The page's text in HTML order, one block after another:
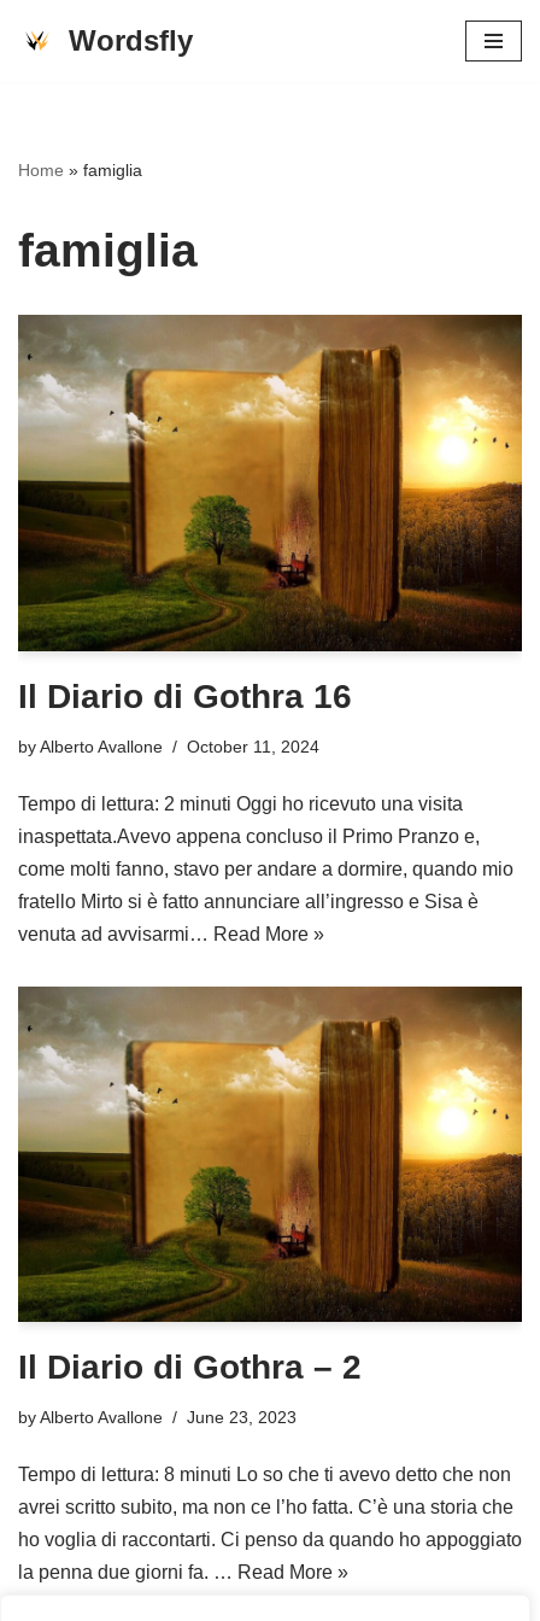
Wordsfly
Home » famiglia
famiglia
Il Diario di Gothra 16
byAlberto Avallone October 11, 2024
Tempo di lettura: 2 minuti Oggi ho ricevuto una visita
inaspettata.Avevo appena concluso il Primo Pranzo e,
come molti fanno, stavo per andare a dormire, quando mio
fratello Mirto si è fatto annunciare all’ingresso e Sisa è
venuta ad avvisarmi… Read More »
Il Diario di Gothra – 2
byAlberto Avallone June 23, 2023
Tempo di lettura: 8 minuti Lo so che ti avevo detto che non
avrei scritto subito, ma non ce l’ho fatta. C’è una storia che
ho voglia di raccontarti. Ci penso da quando ho appoggiato
la penna due giorni fa. … Read More »